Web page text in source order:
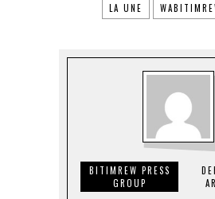
LA UNE
BITIMREW PRESS
GROUP